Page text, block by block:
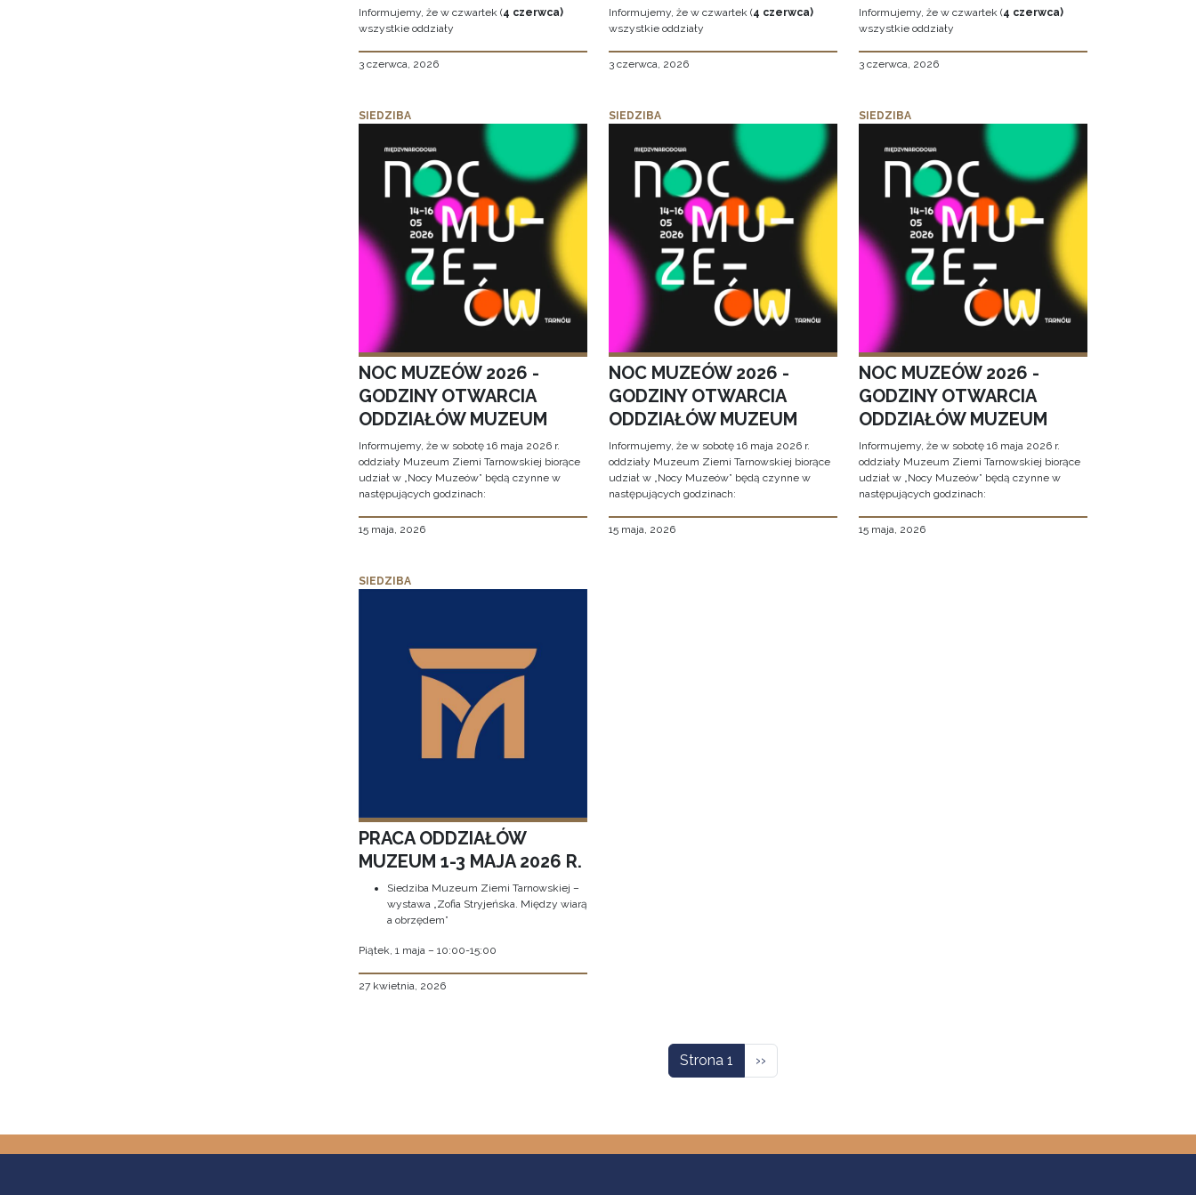
Informujemy, że w czwartek (4 czerwca)
wszystkie oddziały
3 czerwca, 2026
Informujemy, że w czwartek (4 czerwca)
wszystkie oddziały
3 czerwca, 2026
Informujemy, że w czwartek (4 czerwca)
wszystkie oddziały
3 czerwca, 2026
SIEDZIBA
NOC MUZEÓW 2026 -
GODZINY OTWARCIA
ODDZIAŁÓW MUZEUM
Informujemy, że w sobotę 16 maja 2026 r.
oddziały Muzeum Ziemi Tarnowskiej biorące
udział w „Nocy Muzeów” będą czynne w
następujących godzinach:
15 maja, 2026
SIEDZIBA
NOC MUZEÓW 2026 -
GODZINY OTWARCIA
ODDZIAŁÓW MUZEUM
Informujemy, że w sobotę 16 maja 2026 r.
oddziały Muzeum Ziemi Tarnowskiej biorące
udział w „Nocy Muzeów” będą czynne w
następujących godzinach:
15 maja, 2026
SIEDZIBA
NOC MUZEÓW 2026 -
GODZINY OTWARCIA
ODDZIAŁÓW MUZEUM
Informujemy, że w sobotę 16 maja 2026 r.
oddziały Muzeum Ziemi Tarnowskiej biorące
udział w „Nocy Muzeów” będą czynne w
następujących godzinach:
15 maja, 2026
SIEDZIBA
PRACA ODDZIAŁÓW
MUZEUM 1-3 MAJA 2026 R.
Siedziba Muzeum Ziemi Tarnowskiej –
wystawa „Zofia Stryjeńska. Między wiarą
a obrzędem”
Piątek, 1 maja – 10:00-15:00
27 kwietnia, 2026
Strona 1 Następna strona
››